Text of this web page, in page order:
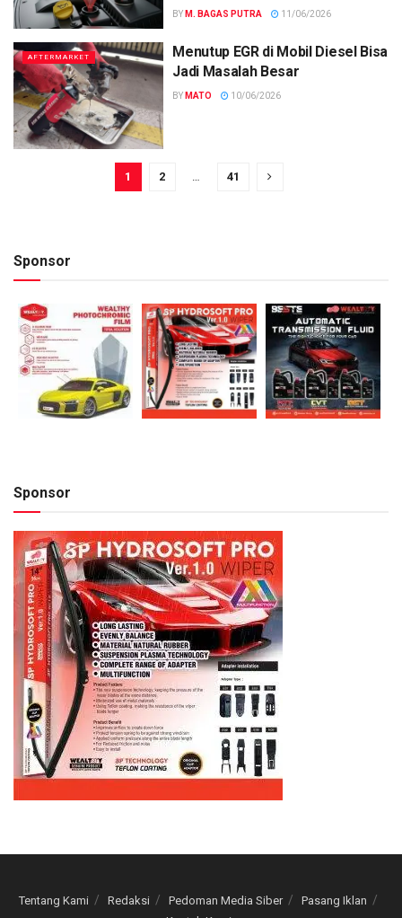
BY M. BAGAS PUTRA 11/06/2026
AFTERMARKET
Menutup EGR di Mobil Diesel Bisa
Jadi Masalah Besar
BY MATO 10/06/2026
1 2 … 41
Sponsor
Sponsor
Tentang Kami Redaksi Pedoman Media Siber
Pasang Iklan